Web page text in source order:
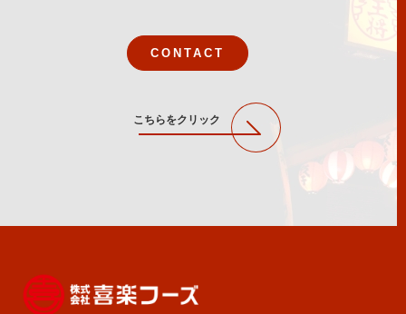
CONTACT
こちらをクリック